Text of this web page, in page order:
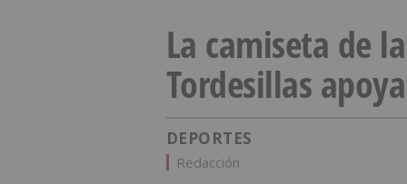
La camiseta de
Tordesillas
DEPORTES
Redacción